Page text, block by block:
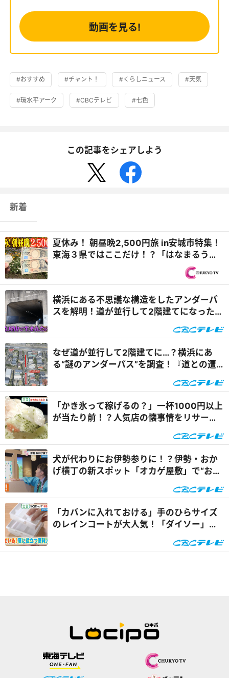
動画を見る!
#おすすめ #チャント！ #くらしニュース #天気
#環水平アーク #CBCテレビ #七色
この記事をシェアしよう
新着
夏休み！ 朝昼晩2,500円旅 in安城市特集！
東海３県ではここだけ！？「はなまるうど
横浜にある不思議な構造をしたアンダーパ
スを解明！道が並行して2階建てになったワ
なぜ道が並行して2階建てに…？横浜にあ
る“謎のアンダーパス”を調査！『道との遭
「かき氷って稼げるの？」一杯1000円以上
が当たり前！？人気店の懐事情をリサーチ
犬が代わりにお伊勢参りに！？伊勢・おか
げ横丁の新スポット「オカゲ屋敷」で“おか
「カバンに入れておける」手のひらサイズ
のレインコートが大人気！「ダイソー」で